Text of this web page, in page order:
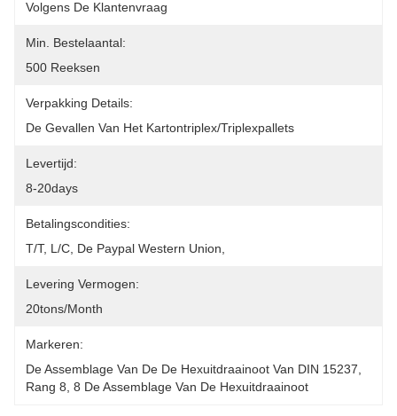
Volgens De Klantenvraag
Min. Bestelaantal:
500 Reeksen
Verpakking Details:
De Gevallen Van Het Kartontriplex/triplexpallets
Levertijd:
8-20days
Betalingscondities:
T/T, L/C, De Paypal Western Union,
Levering Vermogen:
20tons/month
Markeren:
De Assemblage Van De De Hexuitdraainoot Van DIN 15237
Rang 8 8 De Assemblage Van De Hexuitdraainoot